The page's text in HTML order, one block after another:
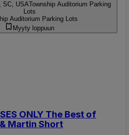
SC, USATownship Auditorium Parking
Lots
Auditorium Parking Lots
Myyty loppuun
ONLY The Best of
Martin Short